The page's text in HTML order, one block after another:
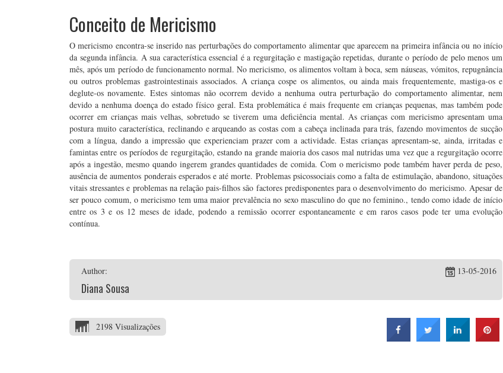
Conceito de Mericismo
O mericismo encontra-se inserido nas perturbações do comportamento alimentar que aparecem na primeira infância ou no início
da segunda infância. A sua característica essencial é a regurgitação e mastigação repetidas, durante o período de pelo menos um
mês, após um período de funcionamento normal. No mericismo, os alimentos voltam à boca, sem náuseas, vómitos, repugnância
ou outros problemas gastrointestinais associados. A criança cospe os alimentos, ou ainda mais frequentemente, mastiga-os e
deglute-os novamente. Estes sintomas não ocorrem devido a nenhuma outra perturbação do comportamento alimentar, nem
devido a nenhuma doença do estado físico geral. Esta problemática é mais frequente em crianças pequenas, mas também pode
ocorrer em crianças mais velhas, sobretudo se tiverem uma deficiência mental. As crianças com mericismo apresentam uma
postura muito característica, reclinando e arqueando as costas com a cabeça inclinada para trás, fazendo movimentos de sucção
com a língua, dando a impressão que experienciam prazer com a actividade. Estas crianças apresentam-se, ainda, irritadas e
famintas entre os períodos de regurgitação, estando na grande maioria dos casos mal nutridas uma vez que a regurgitação ocorre
após a ingestão, mesmo quando ingerem grandes quantidades de comida. Com o mericismo pode também haver perda de peso,
ausência de aumentos ponderais esperados e até morte. Problemas psicossociais como a falta de estimulação, abandono, situações
vitais stressantes e problemas na relação pais-filhos são factores predisponentes para o desenvolvimento do mericismo. Apesar de
ser pouco comum, o mericismo tem uma maior prevalência no sexo masculino do que no feminino., tendo como idade de início
entre os 3 e os 12 meses de idade, podendo a remissão ocorrer espontaneamente e em raros casos pode ter uma evolução
contínua.
Author:
Diana Sousa
13-05-2016
2198 Visualizações